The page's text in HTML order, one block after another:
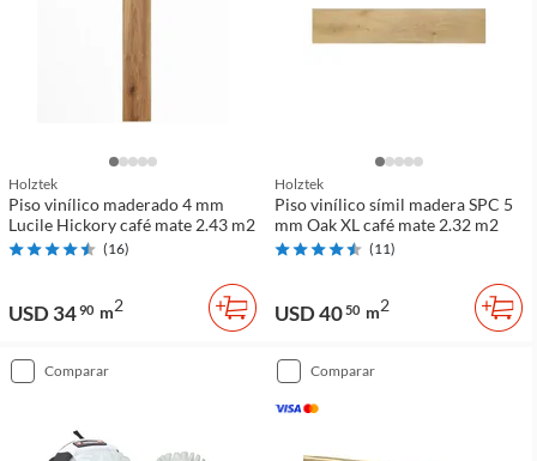
Holztek
Piso vinílico maderado 4 mm
Lucile Hickory café mate 2.43 m2
(16)
USD 3490 m2
Holztek
Piso vinílico símil madera SPC 5
mm Oak XL café mate 2.32 m2
(11)
USD 4050 m2
comparar comparar